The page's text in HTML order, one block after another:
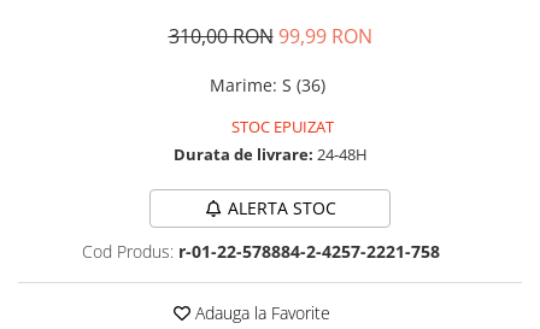
310,00 RON 99,99 RON
Marime: S (36)
STOC EPUIZAT
Durata de livrare: 24-48H
ALERTA STOC
Cod Produs: r-01-22-578884-2-4257-2221-758
Adauga la Favorite